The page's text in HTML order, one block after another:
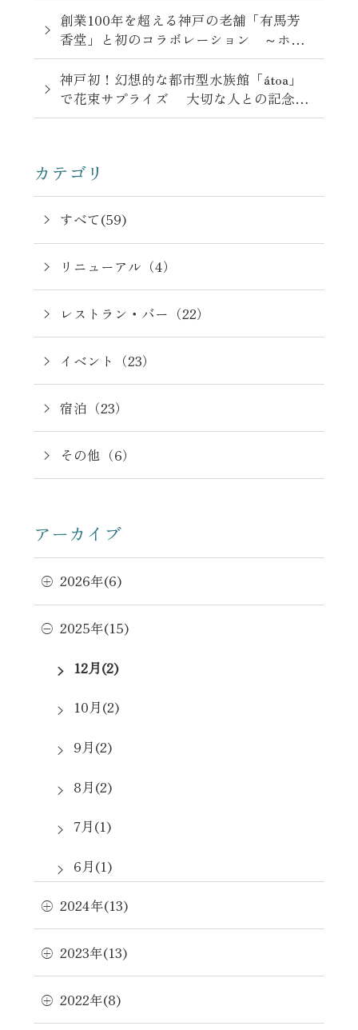
創業100年を超える神戸の老舗「有馬芳
香堂」と初のコラボレーション ～ホテ
ル最上階で味わう日常に華やぎを添える
ご褒美スイーツ「ナッツグラスアイス」
～
神戸初！幻想的な都市型水族館「átoa」
で花束サプライズ 大切な人との記念日
を彩る“アニバーサリーステイプラン”販
カテゴリ
すべて(59)
リニューアル（4）
レストラン・バー（22）
イベント（23）
宿泊（23）
その他（6）
アーカイブ
2026年(6)
2025年(15)
12月(2)
10月(2)
9月(2)
8月(2)
7月(1)
6月(1)
5月(2)
3月(1)
2024年(13)
2023年(13)
2022年(8)